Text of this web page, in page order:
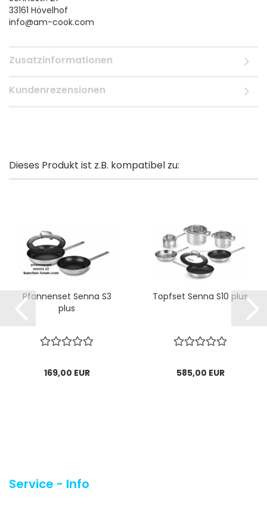
33161 Hövelhof
info@am-cook.com
Zusatzinformationen
Kundenrezensionen
Dieses Produkt ist z.B. kompatibel zu:
Pfannenset Senna S3
plus
169,00 EUR
Topfset Senna S10 plus
585,00 EUR
Service - Info